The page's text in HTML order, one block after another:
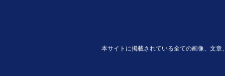
本サイトに掲載されている全ての画像、文